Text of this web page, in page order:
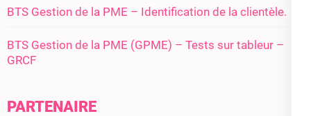
BTS Gestion de la PME – Identification de la clientèle.
BTS Gestion de la PME (GPME) – Tests sur tableur –
GRCF
PARTENAIRE